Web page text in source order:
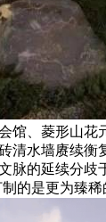
馆、菱形山花
清水墙赓续衡
脉的延续分歧
的是更为臻稀